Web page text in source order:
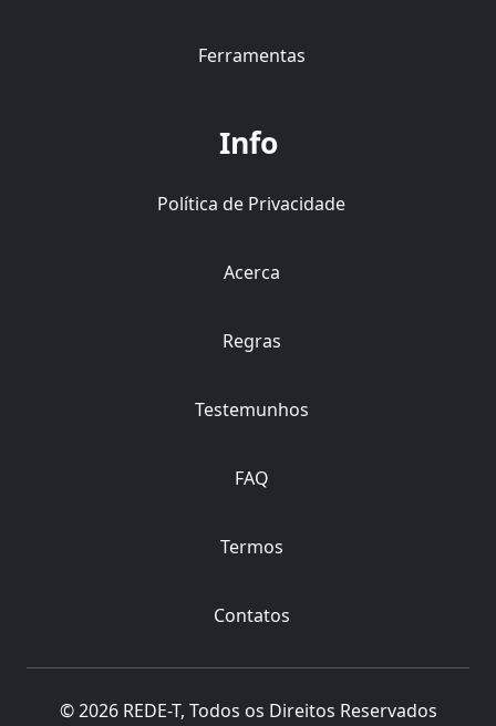
Ferramentas
Info
Política de Privacidade
Acerca
Regras
Testemunhos
FAQ
Termos
Contatos
© 2026 REDE-T, Todos os Direitos Reservados